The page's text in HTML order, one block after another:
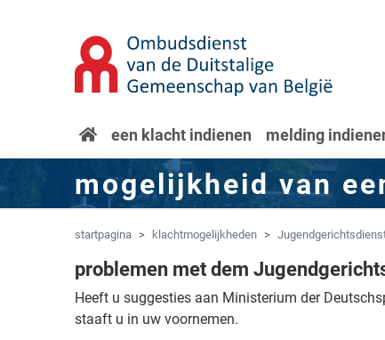
Spring naar navigatie
startpagina
een klacht indienen melding
mogelijkheid van
startpagina klachtmogelijkheden
problemen met dem
Heeft u suggesties aan Ministerium der
staaft u in uw voornemen.